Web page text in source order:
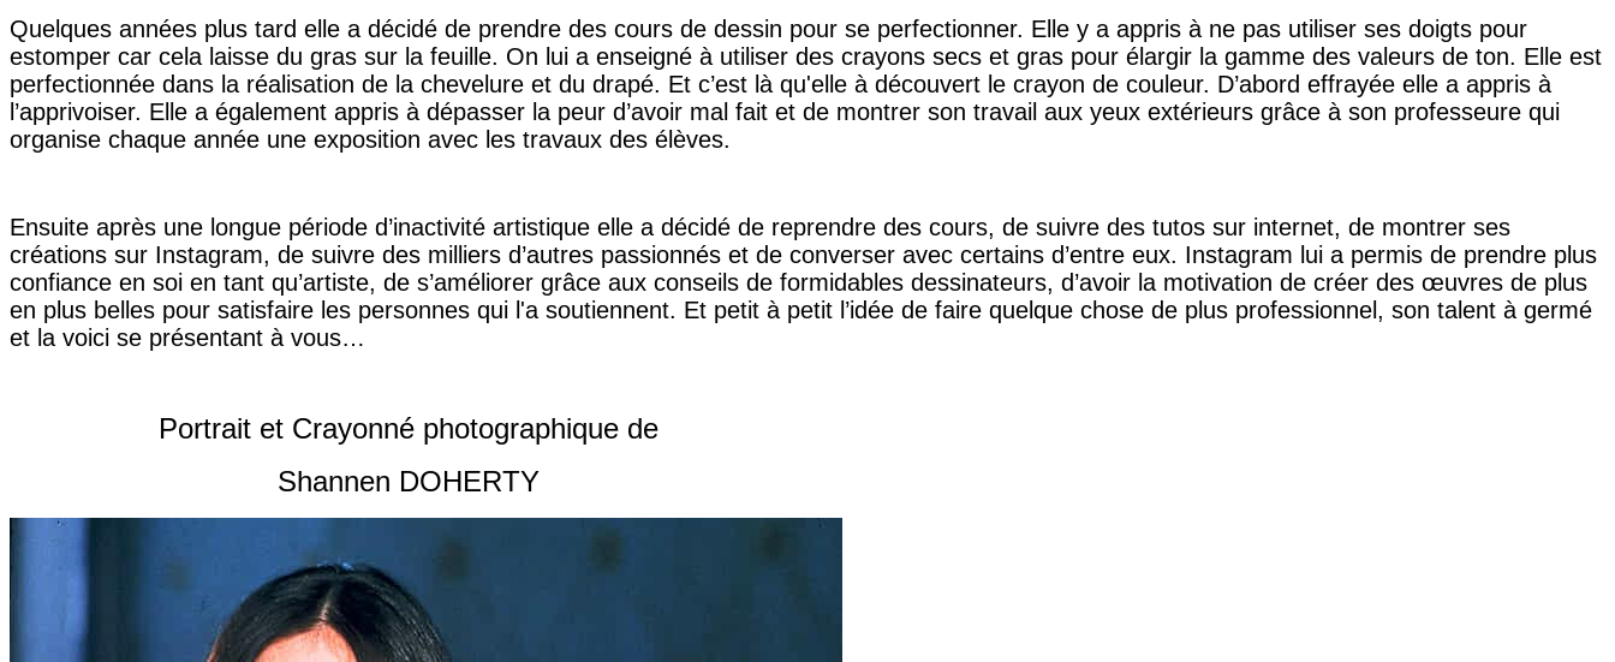
Quelques années plus tard elle a décidé de prendre des cours de dessin pour se perfectionner. Elle y a appris à ne pas utiliser ses doigts pour
estomper car cela laisse du gras sur la feuille. On lui a enseigné à utiliser des crayons secs et gras pour élargir la gamme des valeurs de ton. Elle est
perfectionnée dans la réalisation de la chevelure et du drapé. Et c’est là qu'elle à découvert le crayon de couleur. D’abord effrayée elle a appris à
l’apprivoiser. Elle a également appris à dépasser la peur d’avoir mal fait et de montrer son travail aux yeux extérieurs grâce à son professeure qui
organise chaque année une exposition avec les travaux des élèves.
Ensuite après une longue période d’inactivité artistique elle a décidé de reprendre des cours, de suivre des tutos sur internet, de montrer ses
créations sur Instagram, de suivre des milliers d’autres passionnés et de converser avec certains d’entre eux. Instagram lui a permis de prendre plus
confiance en soi en tant qu’artiste, de s’améliorer grâce aux conseils de formidables dessinateurs, d’avoir la motivation de créer des œuvres de plus
en plus belles pour satisfaire les personnes qui l'a soutiennent. Et petit à petit l’idée de faire quelque chose de plus professionnel, son talent à germé
et la voici se présentant à vous…
Portrait et Crayonné photographique de
Shannen DOHERTY